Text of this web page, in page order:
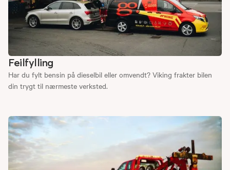
Feilfylling
Har du fylt bensin på dieselbil eller omvendt? Viking frakter bilen
din trygt til nærmeste verksted.